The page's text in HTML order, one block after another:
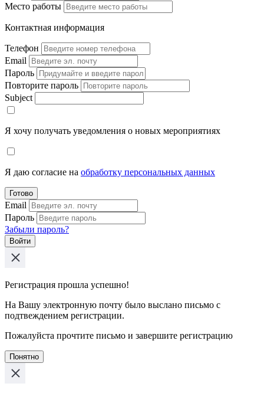
Место работы
Контактная информация
Телефон
Email
Пароль
Повторите пароль
Subject
Я хочу получать уведомления о новых мероприятиях
Я даю согласие на обработку персональных данных
Готово
Email
Пароль
Забыли пароль?
Войти
Регистрация прошла успешно!
На Вашу электронную почту было выслано письмо с
подтвеждением регистрации.
Пожалуйста прочтите письмо и завершите регистрацию
Понятно